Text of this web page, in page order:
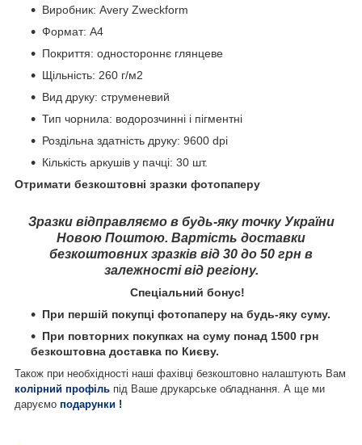
Виробник: Avery Zweckform
Формат: A4
Покриття: одностороннє глянцеве
Щільність: 260 г/м2
Вид друку: струменевий
Тип чорнила: водорозчинні і пігментні
Роздільна здатність друку: 9600 dpi
Кількість аркушів у пачці: 30 шт.
Отримати безкоштовні зразки фотопаперу
Зразки відправляємо в будь-яку точку України
Новою Поштою. Вартість доставки
безкоштовних зразків від 30 до 50 грн в
залежності від регіону.
Спеціальний бонус!
При першій покупці фотопаперу на будь-яку суму.
При повторних покупках на суму понад 1500 грн
безкоштовна доставка по Києву.
Також при необхідності наші фахівці безкоштовно налаштують Вам
колірний профіль під Ваше друкарське обладнання. А ще ми
даруємо подарунки !